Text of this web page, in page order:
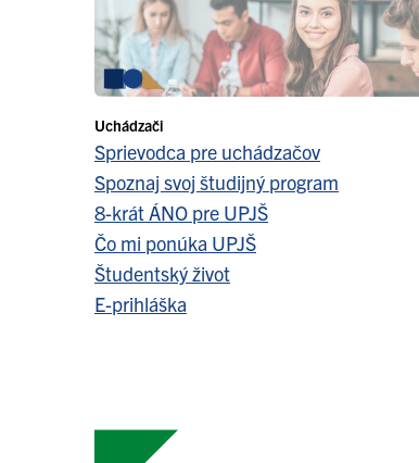
Uchádzači
Sprievodca pre uchádzačov
Spoznaj svoj študijný program
8-krát ÁNO pre UPJŠ
Čo mi ponúka UPJŠ
Študentský život
E-prihláška